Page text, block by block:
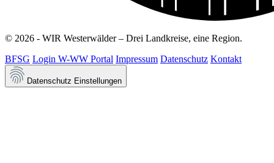
© 2026 - WIR Westerwälder – Drei Landkreise, eine Region.
BFSG Login W-WW Portal Impressum Datenschutz Kontakt
Datenschutz Einstellungen